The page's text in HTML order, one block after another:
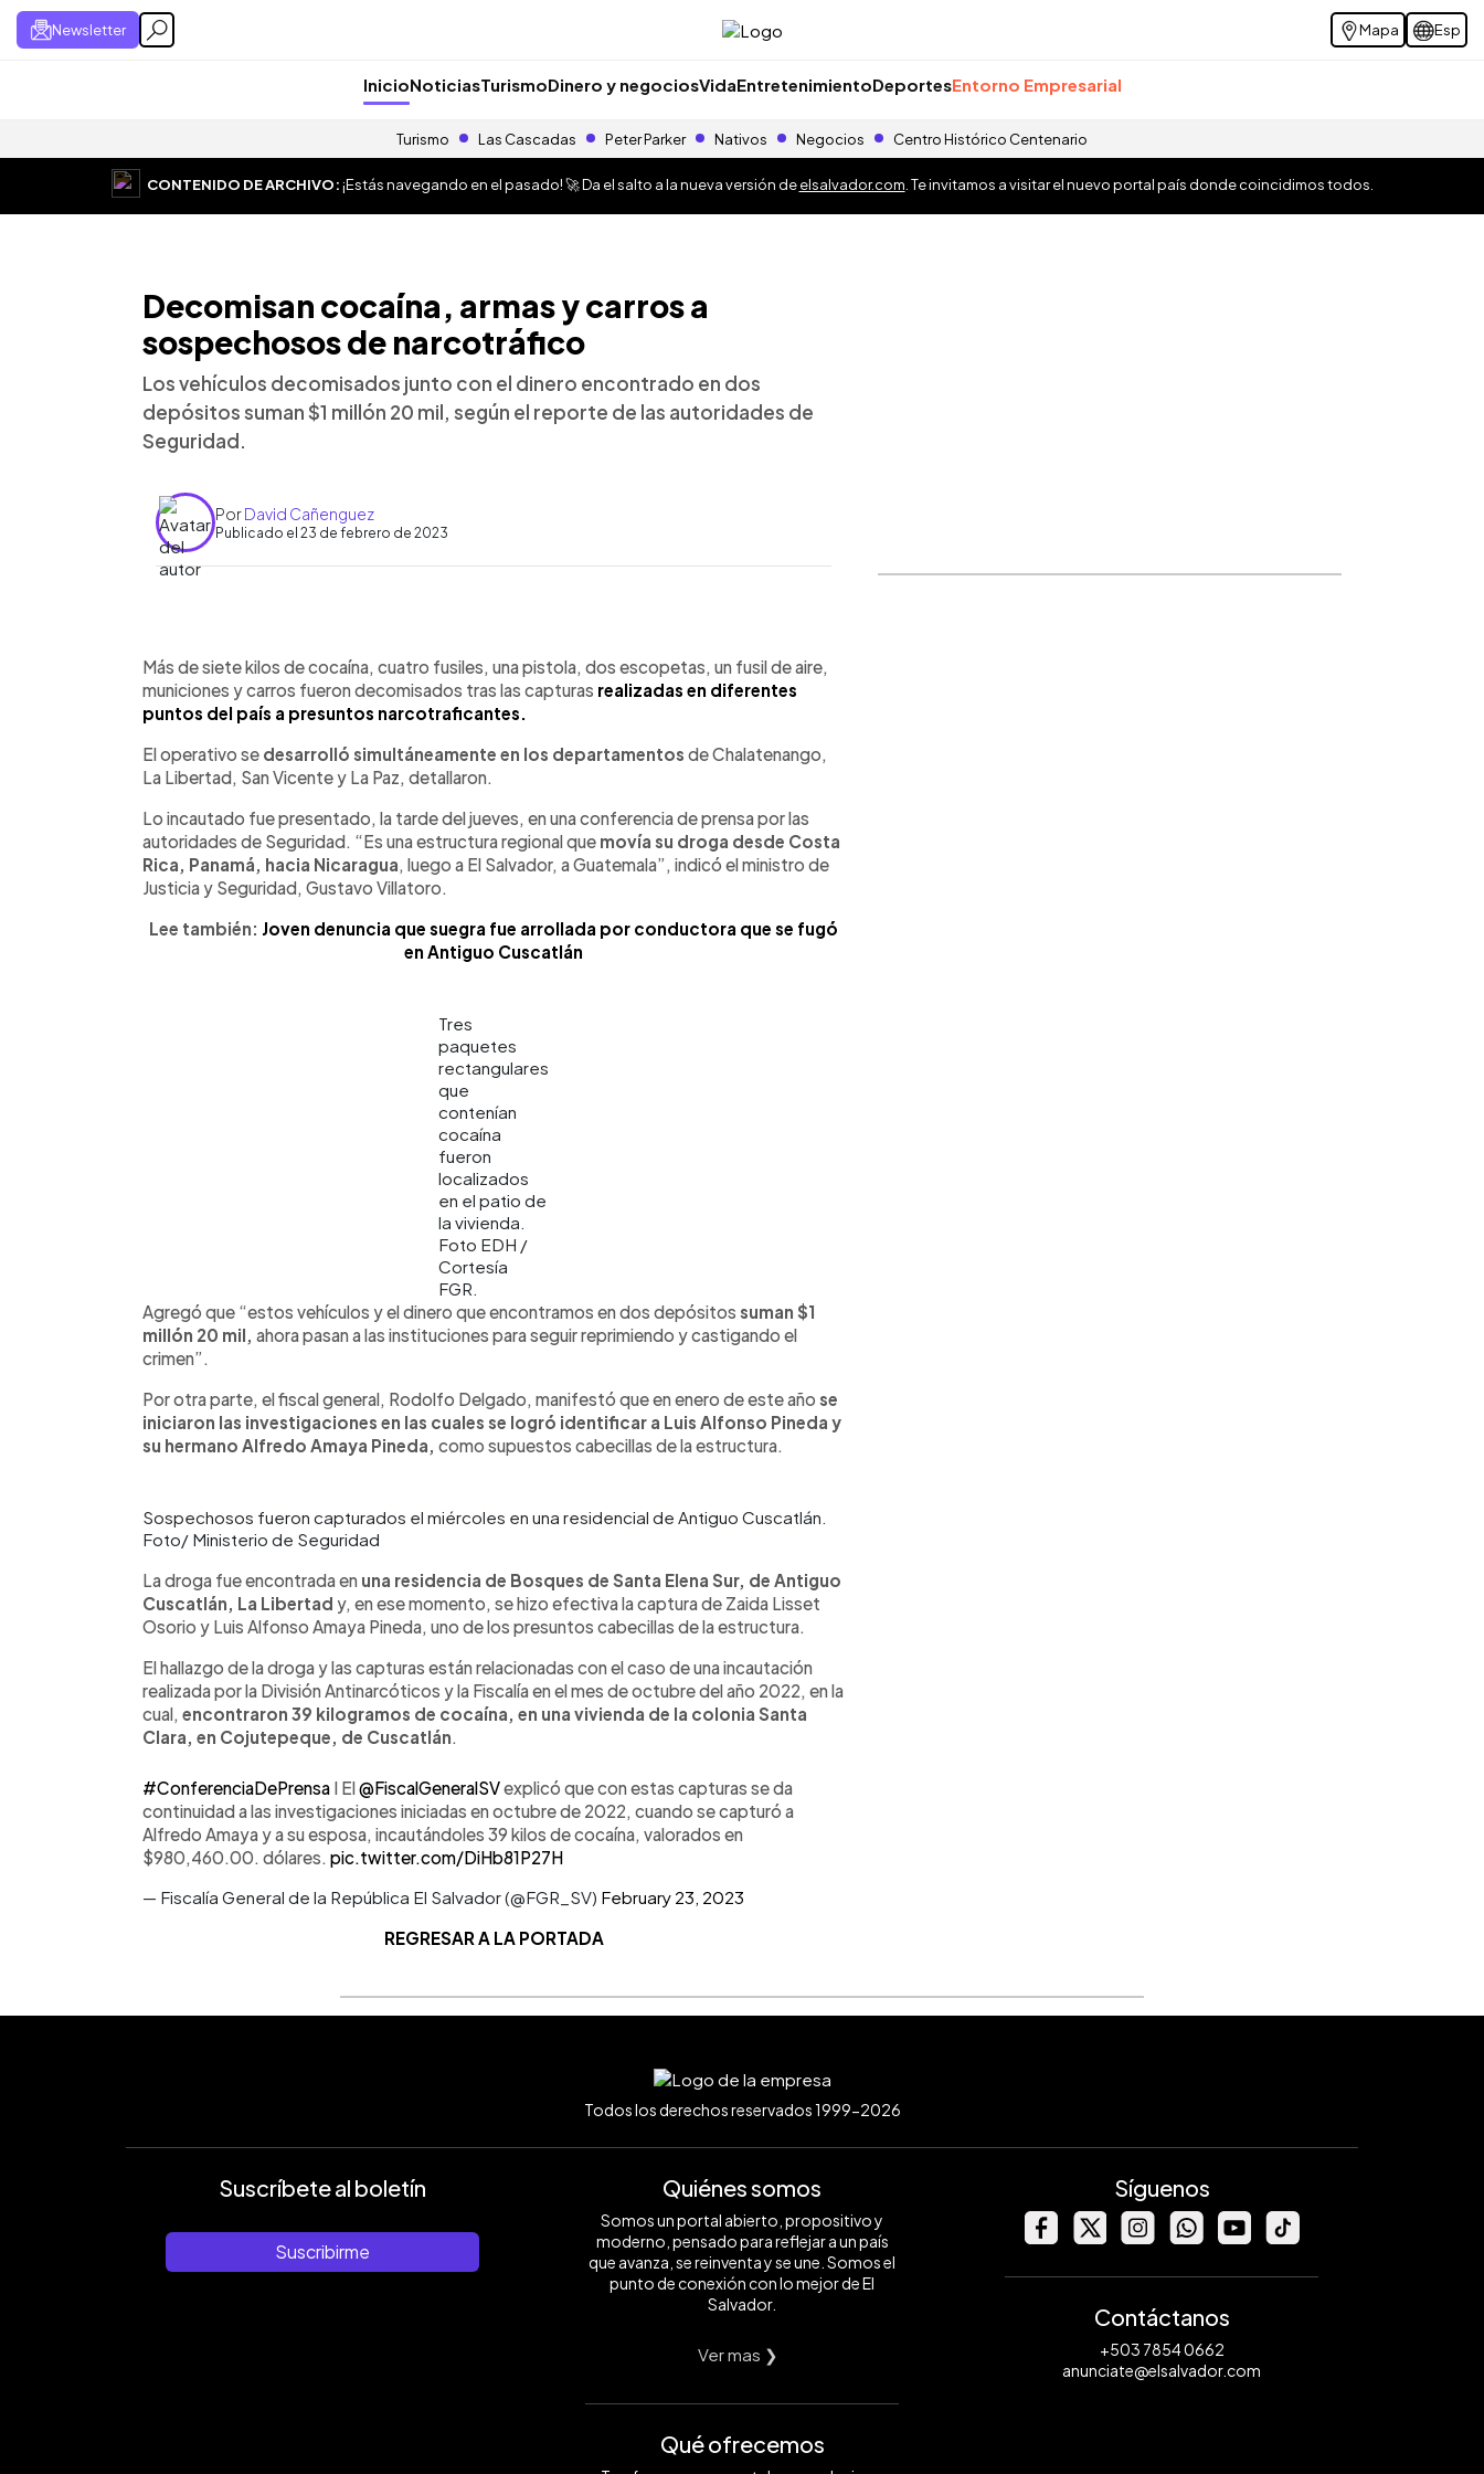
Newsletter Mapa Esp
InicioNoticiasTurismoDinero y negociosVidaEntretenimientoDeportesEntorno Empresarial
Turismo Las Cascadas Peter Parker Nativos Negocios Centro Histórico Centenario
CONTENIDO DE ARCHIVO:¡Estás navegando en el pasado! 🚀 Da el salto a la nueva versión deelsalvador.com . Te invitamos a visitar el nuevo portal país donde coincidimos todos.
Decomisan cocaína, armas y carros a
sospechosos de narcotráfico
Los vehículos decomisados junto con el dinero encontrado en dos
depósitos suman $1 millón 20 mil, según el reporte de las autoridades de
Seguridad.
PorDavid Cañenguez
Publicado el 23 de febrero de 2023
► Escuchar artículo
Más de siete kilos de cocaína, cuatro fusiles, una pistola, dos escopetas, un fusil de aire,
municiones y carros fueron decomisados tras las capturas realizadas en diferentes
puntos del país a presuntos narcotraficantes.
El operativo se desarrolló simultáneamente en los departamentos de Chalatenango,
La Libertad, San Vicente y La Paz, detallaron.
Lo incautado fue presentado, la tarde del jueves, en una conferencia de prensa por las
autoridades de Seguridad. “Es una estructura regional que movía su droga desde Costa
Rica, Panamá, hacia Nicaragua, luego a El Salvador, a Guatemala”, indicó el ministro de
Justicia y Seguridad, Gustavo Villatoro.
Lee también: Joven denuncia que suegra fue arrollada por conductora que se fugó
en Antiguo Cuscatlán
Tres
paquetes
rectangulares
que
contenían
cocaína
fueron
localizados
en el patio de
la vivienda.
Foto EDH /
Cortesía
FGR.
Agregó que “estos vehículos y el dinero que encontramos en dos depósitos suman $1
millón 20 mil, ahora pasan a las instituciones para seguir reprimiendo y castigando el
crimen”.
Por otra parte, el fiscal general, Rodolfo Delgado, manifestó que en enero de este año se
iniciaron las investigaciones en las cuales se logró identificar a Luis Alfonso Pineda y
su hermano Alfredo Amaya Pineda, como supuestos cabecillas de la estructura.
Sospechosos fueron capturados el miércoles en una residencial de Antiguo Cuscatlán.
Foto/ Ministerio de Seguridad
La droga fue encontrada en una residencia de Bosques de Santa Elena Sur, de Antiguo
Cuscatlán, La Libertad y, en ese momento, se hizo efectiva la captura de Zaida Lisset
Osorio y Luis Alfonso Amaya Pineda, uno de los presuntos cabecillas de la estructura.
El hallazgo de la droga y las capturas están relacionadas con el caso de una incautación
realizada por la División Antinarcóticos y la Fiscalía en el mes de octubre del año 2022, en la
cual, encontraron 39 kilogramos de cocaína, en una vivienda de la colonia Santa
Clara, en Cojutepeque, de Cuscatlán.
#ConferenciaDePrensa I El@FiscalGeneralSVexplicó que con estas capturas se da
continuidad a las investigaciones iniciadas en octubre de 2022, cuando se capturó a
Alfredo Amaya y a su esposa, incautándoles 39 kilos de cocaína, valorados en
$980,460.00. dólares. pic.twitter.com/DiHb81P27H
— Fiscalía General de la República El Salvador (@FGR_SV) February 23, 2023
REGRESAR A LA PORTADA
Todos los derechos reservados 1999-2026
Suscríbete al boletín
Suscribirme
Quiénes somos
Somos un portal abierto, propositivo y
moderno, pensado para reflejar a un país
que avanza, se reinventa y se une. Somos el
punto de conexión con lo mejor de El
Salvador.
Ver mas ❯
Qué ofrecemos
Síguenos
Contáctanos
+503 7854 0662
anunciate@elsalvador.com